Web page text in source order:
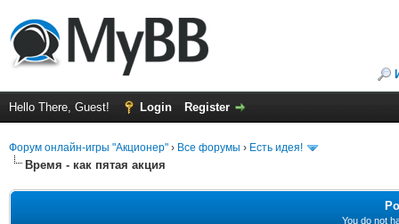
Hello There, Guest! Login Register
Форум онлайн-игры "Акционер" › Все форумы › Есть идея!
Время - как пятая акция
You do not